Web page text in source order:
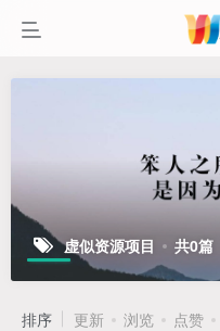
虚似资源项目 共0篇
排序 更新 浏览 点赞